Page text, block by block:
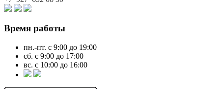
Время работы
пн.-пт. с 9:00 до 19:00
сб. с 9:00 до 17:00
вс. с 10:00 до 16:00